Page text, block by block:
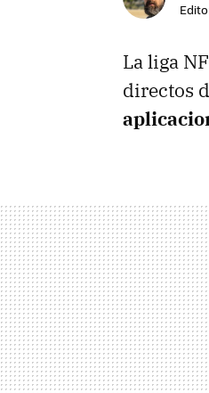
La liga
directos